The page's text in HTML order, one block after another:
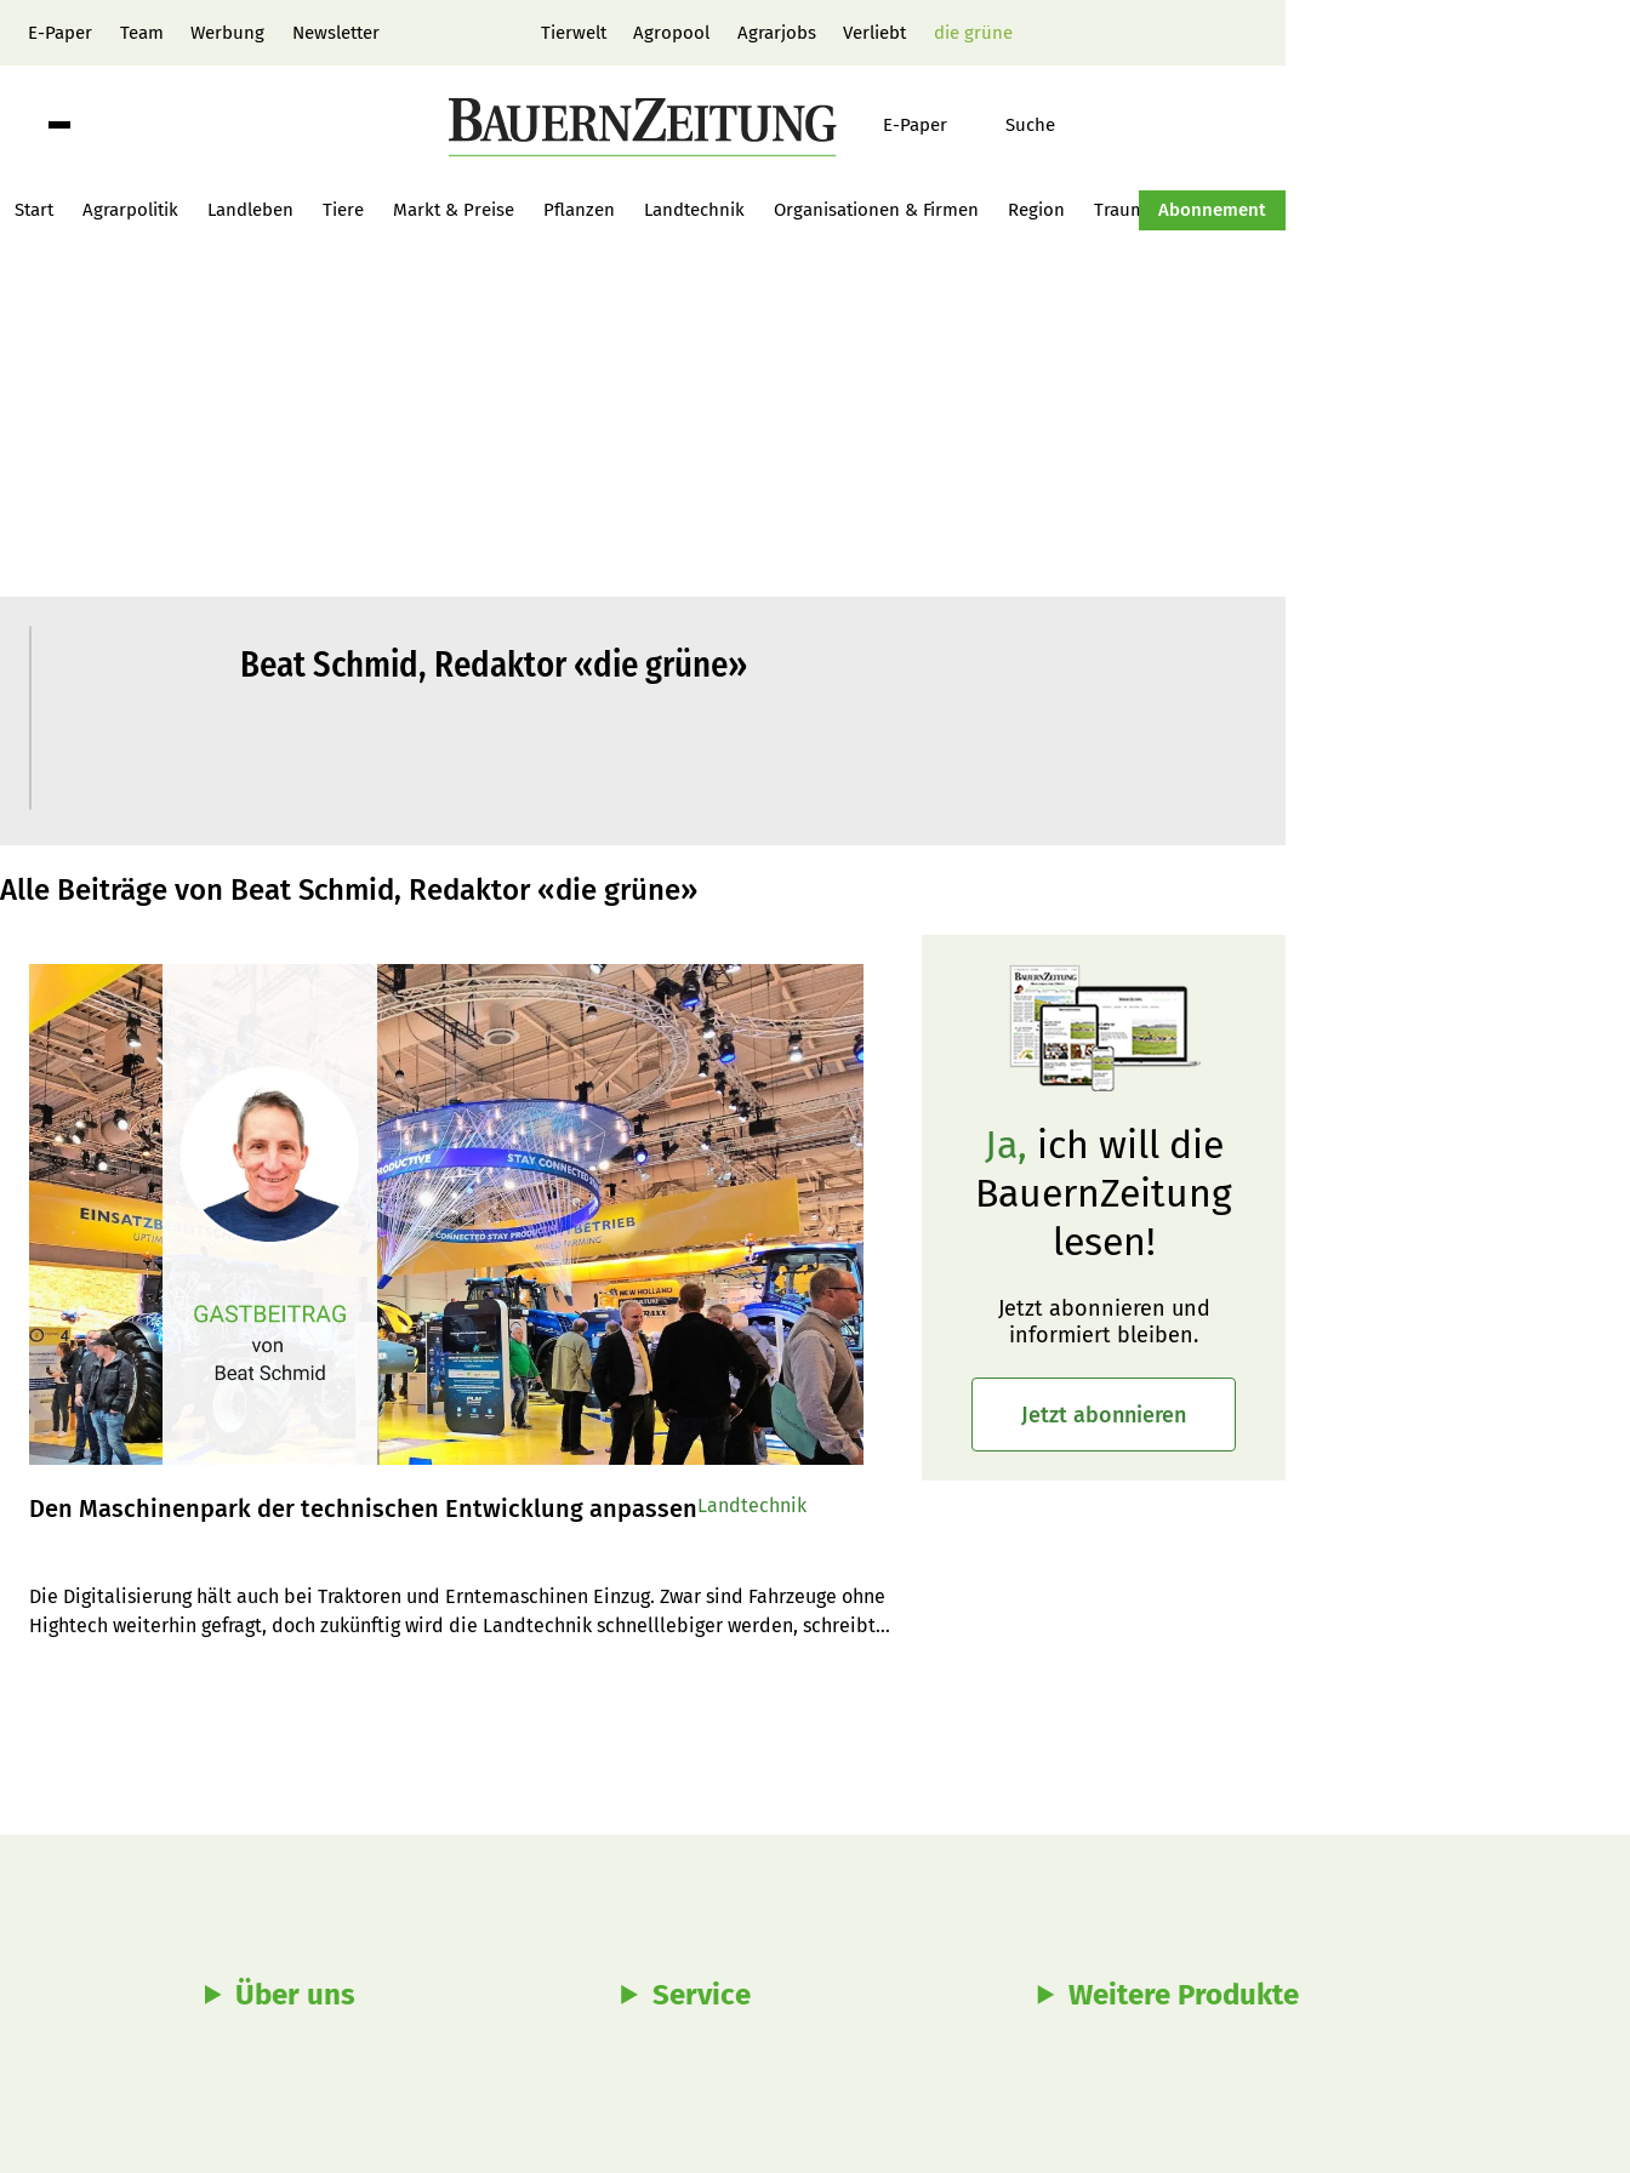
E-Paper Team Werbung Newsletter Tierwelt Agropool Agrarjobs Verliebt die grüne
E-Paper Suche
Start Agrarpolitik Landleben Tiere Markt & Preise Pflanzen Landtechnik Organisationen & Firmen Region Traumtraktor Hof-Management
Abonnement
Beat Schmid, Redaktor «die grüne»
Alle Beiträge von Beat Schmid, Redaktor «die grüne»
Den Maschinenpark der technischen Entwicklung anpassen
Die Digitalisierung hält auch bei Traktoren und Erntemaschinen Einzug. Zwar sind Fahrzeuge ohne
Hightech weiterhin gefragt, doch zukünftig wird die Landtechnik schnelllebiger werden, schreibt
Landtechnik
Ja, ich will die
BauernZeitung
lesen!
Jetzt abonnieren und
informiert bleiben.
Jetzt abonnieren
Über uns Service Weitere Produkte